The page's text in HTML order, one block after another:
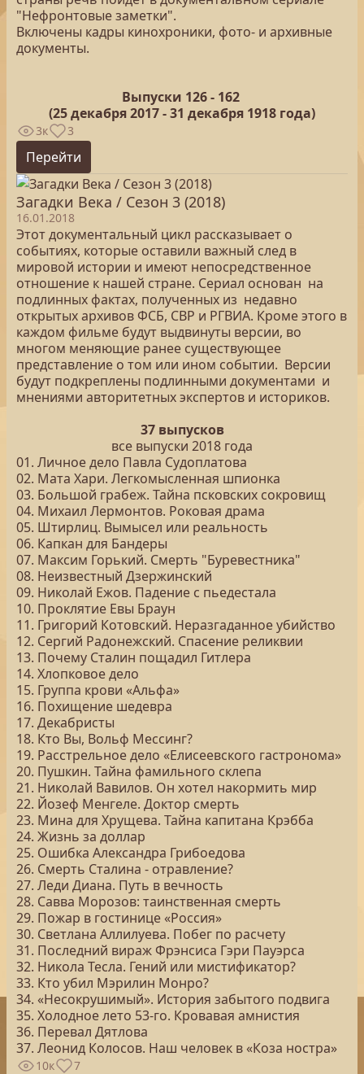
"Нефронтовые заметки".
Включены кадры кинохроники, фото- и архивные
документы.
Выпуски 126 - 162
(25декабря 2017 - 31 декабря 1918 года)
3к 3
Перейти
Загадки Века / Сезон 3 (2018)
16.01.2018
Этот документальный цикл рассказывает о
событиях, которые оставили важный след в
мировой истории и имеют непосредственное
отношение к нашей стране. Сериал основан на
подлинных фактах, полученных из недавно
открытых архивов ФСБ, СВР и РГВИА. Кроме этого в
каждом фильме будут выдвинуты версии, во
многом меняющие ранее существующее
представление о том или ином событии. Версии
будут подкреплены подлинными документами и
мнениями авторитетных экспертов и историков.
37 выпусков
все выпуски 2018 года
01. Личное дело Павла Судоплатова
02. Мата Хари. Легкомысленная шпионка
03. Большой грабеж. Тайна псковских сокровищ
04. Михаил Лермонтов. Роковая драма
05. Штирлиц. Вымысел или реальность
06. Капкан для Бандеры
07. Максим Горький. Смерть "Буревестника"
08. Неизвестный Дзержинский
09. Николай Ежов. Падение с пьедестала
10. Проклятие Евы Браун
11. Григорий Котовский. Неразгаданное убийство
12. Сергий Радонежский. Спасение реликвии
13. Почему Сталин пощадил Гитлера
14. Хлопковое дело
15. Группа крови «Альфа»
16. Похищение шедевра
17. Декабристы
18. Кто Вы, Вольф Мессинг?
19. Расстрельное дело «Елисеевского гастронома»
20. Пушкин. Тайна фамильного склепа
21. Николай Вавилов. Он хотел накормить мир
22. Йозеф Менгеле. Доктор смерть
23. Мина для Хрущева. Тайна капитана Крэбба
24. Жизнь за доллар
25. Ошибка Александра Грибоедова
26. Смерть Сталина - отравление?
27. Леди Диана. Путь в вечность
28. Савва Морозов: таинственная смерть
29. Пожар в гостинице «Россия»
30. Светлана Аллилуева. Побег по расчету
31. Последний вираж Фрэнсиса Гэри Пауэрса
32. Никола Тесла. Гений или мистификатор?
33. Кто убил Мэрилин Монро?
34. «Несокрушимый». История забытого подвига
35. Холодное лето 53-го. Кровавая амнистия
36. Перевал Дятлова
37. Леонид Колосов. Наш человек в «Коза ностра»
10к 7